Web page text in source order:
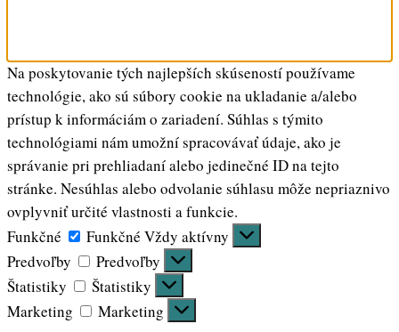
Na poskytovanie tých najlepších skúseností používame
technológie, ako sú súbory cookie na ukladanie a/alebo
prístup k informáciám o zariadení. Súhlas s týmito
technológiami nám umožní spracovávať údaje, ako je
správanie pri prehliadaní alebo jedinečné ID na tejto
stránke. Nesúhlas alebo odvolanie súhlasu môže nepriaznivo
ovplyvniť určité vlastnosti a funkcie.
Funkčné
Funkčné Vždy aktívny
Predvoľby
Predvoľby
Štatistiky
Štatistiky
Marketing
Marketing